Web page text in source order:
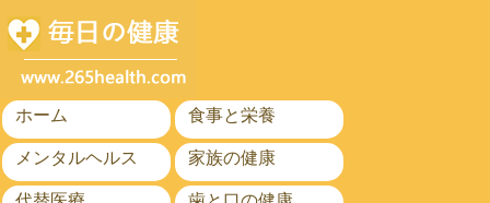
ホーム
食事と栄養
メンタルヘルス
家族の健康